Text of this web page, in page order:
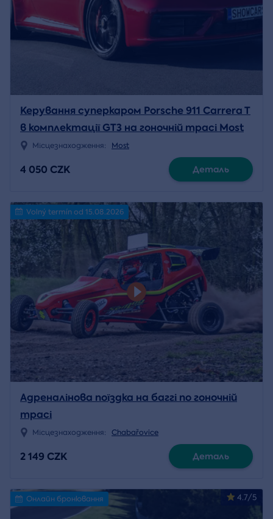
Керування суперкаром Porsche 911 Carrera T
в комплектації GT3 на гоночній трасі Most
Місцезнаходження: Most
4 050 CZK Деталь
Volný termín od 15.08.2026
Адреналінова поїздка на баггі по гоночній
трасі
Місцезнаходження: Chabařovice
2 149 CZK Деталь
4.7/5
Онлайн бронювання